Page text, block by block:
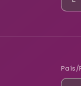
País/